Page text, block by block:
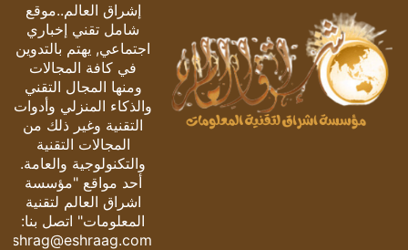
إشراق العالم..موقع
شامل تقني إخباري
اجتماعي, يهتم بالتدوين
في كافة المجالات
ومنها المجال التقني
والذكاء المنزلي وأدوات
التقنية وغير ذلك من
المجالات التقنية
والتكنولوجية والعامة.
أحد مواقع "مؤسسة
اشراق العالم لتقنية
المعلومات" اتصل بنا:
eshrag@eshraag.com